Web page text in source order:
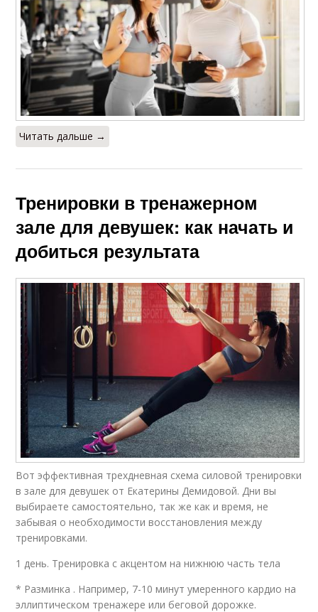
Читать дальше →
Тренировки в тренажерном
зале для девушек: как начать и
добиться результата
Вот эффективная трехдневная схема силовой тренировки
в зале для девушек от Екатерины Демидовой. Дни вы
выбираете самостоятельно, так же как и время, не
забывая о необходимости восстановления между
тренировками.
1 день. Тренировка с акцентом на нижнюю часть тела
* Разминка . Например, 7-10 минут умеренного кардио на
эллиптическом тренажере или беговой дорожке.